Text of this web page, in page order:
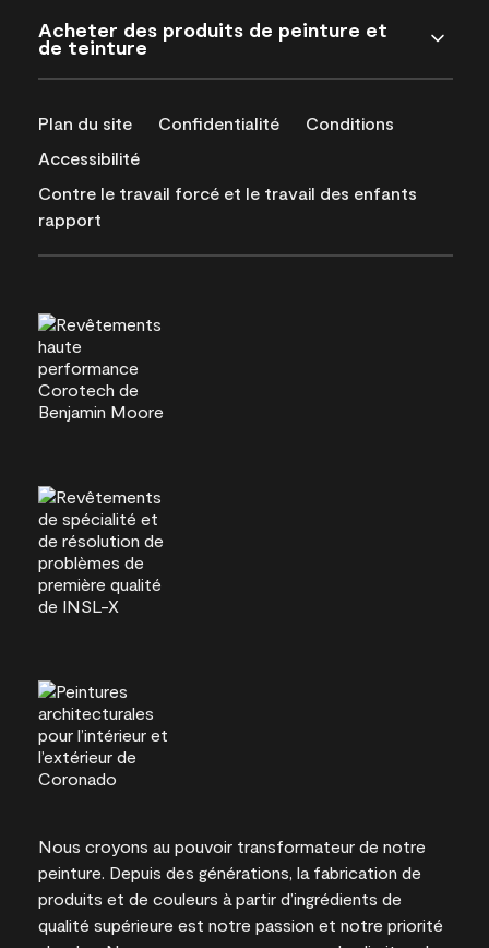
Acheter des produits de peinture et
de teinture
Plan du site Confidentialité
Conditions
Accessibilité
Contre le travail forcé et le travail des enfants
rapport
Nous croyons au pouvoir transformateur de notre
peinture. Depuis des générations, la fabrication de
produits et de couleurs à partir d’ingrédients de
qualité supérieure est notre passion et notre priorité